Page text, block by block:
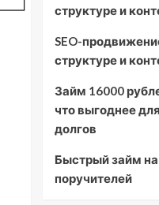
структуре и
SEO-
структуре и
Займ 16000
что выгоднее
долгов
Быстрый займ на
поручителей